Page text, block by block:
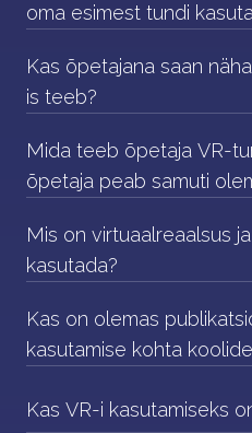
oma esimest tundi
Kas õpetajana saan
is teeb?
Mida teeb õpetaja VR-
õpetaja peab samuti
Mis on virtuaalreaalsus
kasutada?
Kas on olemas
kasutamise kohta
Kas VR-i kasutamiseks